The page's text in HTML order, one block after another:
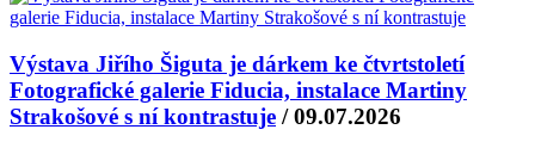
Výstava Jiřího Šiguta je dárkem ke čtvrtstoletí
Fotografické galerie Fiducia, instalace Martiny
Strakošové s ní kontrastuje / 09.07.2026